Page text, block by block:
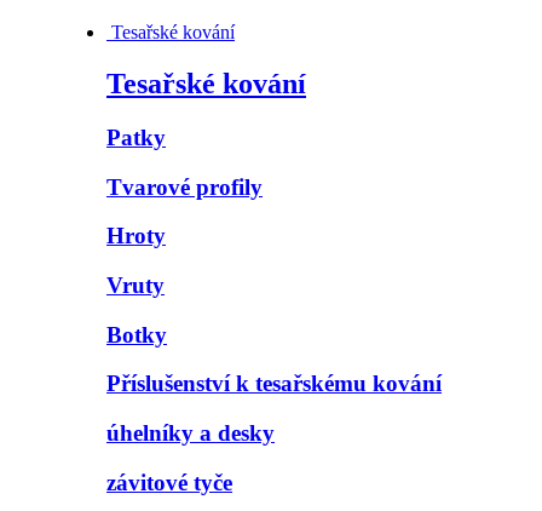
Tesařské kování
Tesařské kování
Patky
Tvarové profily
Hroty
Vruty
Botky
Příslušenství k tesařskému kování
úhelníky a desky
závitové tyče